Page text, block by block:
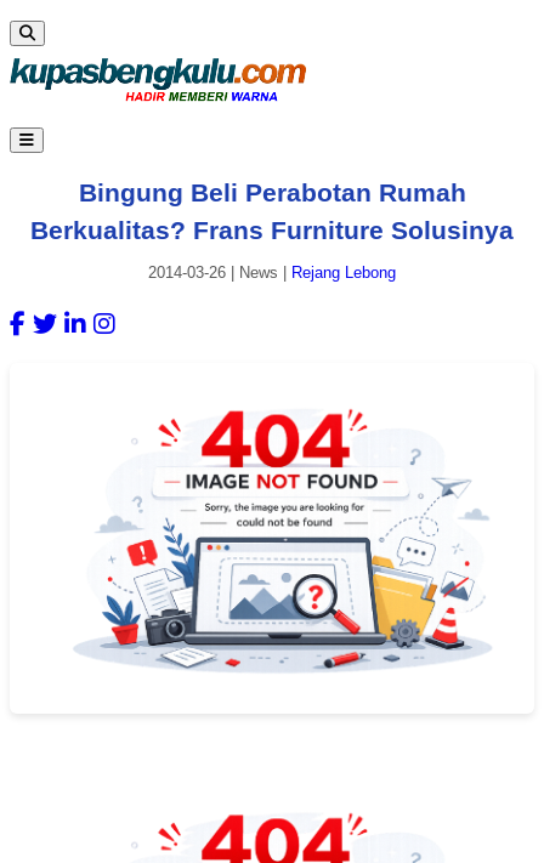
Bingung Beli Perabotan Rumah
Berkualitas? Frans Furniture Solusinya
2014-03-26 News Rejang Lebong